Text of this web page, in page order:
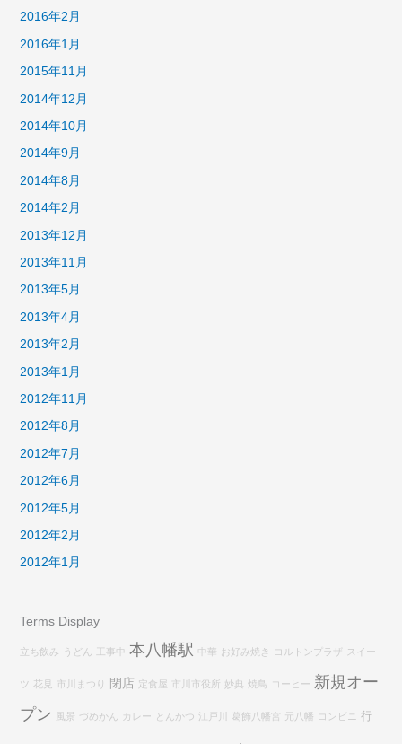
2016年2月
2016年1月
2015年11月
2014年12月
2014年10月
2014年9月
2014年8月
2014年2月
2013年12月
2013年11月
2013年5月
2013年4月
2013年2月
2013年1月
2012年11月
2012年8月
2012年7月
2012年6月
2012年5月
2012年2月
2012年1月
Terms Display
立ち飲み うどん 工事中 本八幡駅 中華 お好み焼き コルトンプラザ スイー
ツ 花見 市川まつり 閉店 定食屋 市川市役所 妙典 焼鳥 コーヒー 新規オー
プン
風景 づめかん カレー とんかつ 江戸川 葛飾八幡宮 元八幡 コンビニ 行